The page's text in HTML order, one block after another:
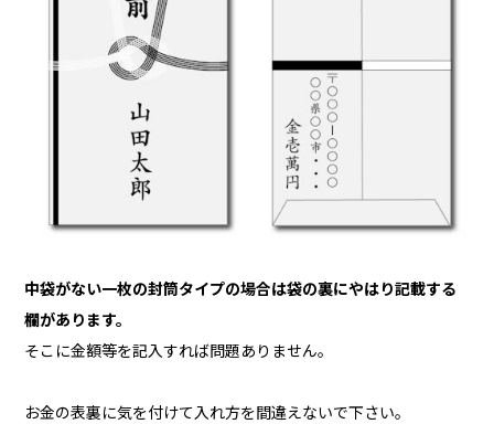
中袋がない一枚の封筒タイプの場合は袋の裏にやはり記載する
欄があります。
そこに金額等を記入すれば問題ありません。
お金の表裏に気を付けて入れ方を間違えないで下さい。